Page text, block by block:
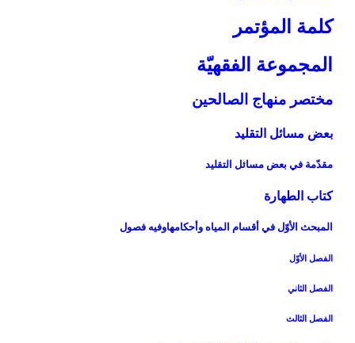
كلمة المؤتمر
المجموعة الفقهيّة
مختصر منهاج الصالحين‏
بعض مسائل التقليد
مقدّمة في بعض مسائل التقليد
كتاب الطهارة
المبحث الأوّل في أقسام المياه وأحكامهاوفيه فصول‏
الفصل الأوّل‏
الفصل الثاني‏
الفصل الثالث‏